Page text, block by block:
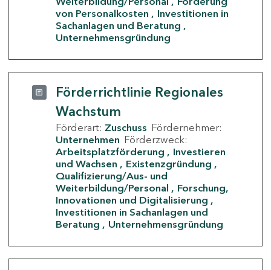
von Personalkosten
Investitionen in
Sachanlagen und Beratung
Unternehmensgründung
Förderrichtlinie Regionales
Wachstum
Förderart: Zuschuss Fördernehmer:
Unternehmen Förderzweck:
Arbeitsplatzförderung
Investieren
und Wachsen
Existenzgründung
Qualifizierung/Aus- und
Weiterbildung/Personal
Forschung,
Innovationen und Digitalisierung
Investitionen in Sachanlagen und
Beratung
Unternehmensgründung